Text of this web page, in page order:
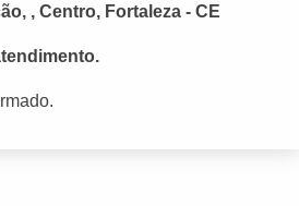
, Centro, Fortaleza - CE